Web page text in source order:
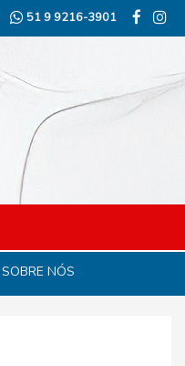
51 9 9216-3901
SOBRE NÓS